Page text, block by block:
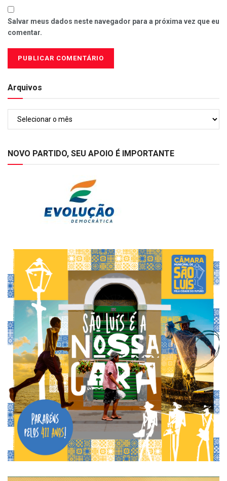
Salvar meus dados neste navegador para a próxima vez que eu
comentar.
Arquivos
NOVO PARTIDO, SEU APOIO É IMPORTANTE